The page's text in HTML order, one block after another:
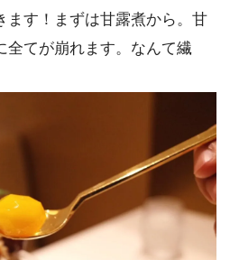
ます！まずは甘露煮から。甘
全てが崩れます。なんて繊